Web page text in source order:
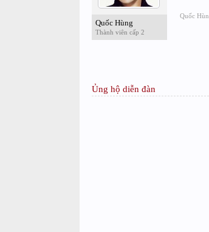
Quốc Hùng
Thành viên cấp 2
Quốc
Ủng hộ diễn đàn